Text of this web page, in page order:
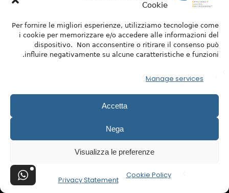
Cookie
Per fornire le migliori esperienze, utilizziamo tecnologie come
i cookie per memorizzare e/o accedere alle informazioni del
dispositivo. Non acconsentire o ritirare il consenso può
influire negativamente su alcune caratteristiche e funzioni.
Manage services
Accetta
Nega
Visualizza le preferenze
Cookie Policy
Privacy Statement